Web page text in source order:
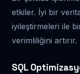
etkiler. İyi bir
iyileştirmeleri ile
verimliliğini artırır.
SQL